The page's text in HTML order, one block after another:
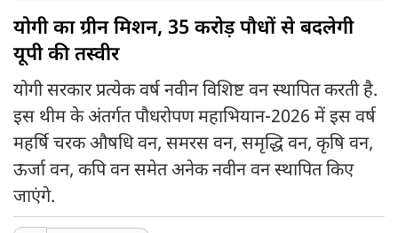
योगी का ग्रीन मिशन, 35 करोड़ पौधों से बदलेगी
यूपी की तस्वीर
योगी सरकार प्रत्येक वर्ष नवीन विशिष्ट वन स्थापित करती है.
इस थीम के अंतर्गत पौधरोपण महाभियान-2026 में इस वर्ष
महर्षि चरक औषधि वन, समरस वन, समृद्धि वन, कृषि वन,
ऊर्जा वन, कपि वन समेत अनेक नवीन वन स्थापित किए
जाएंगे.